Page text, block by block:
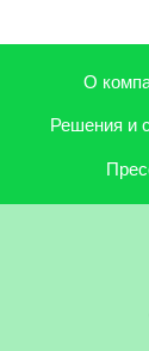
О
Решения и